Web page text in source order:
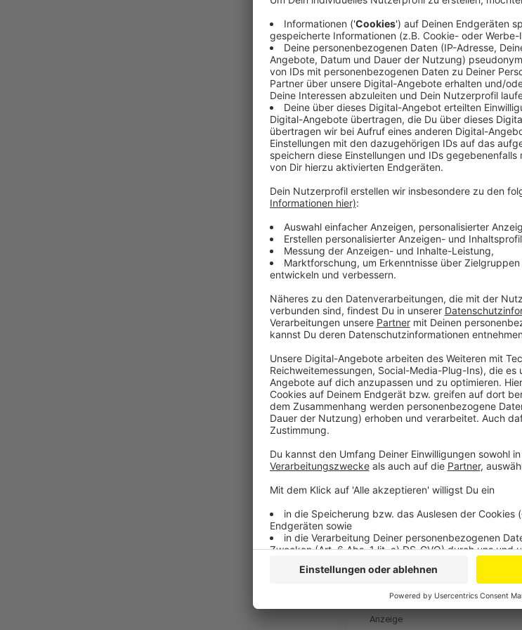
Ein buntes Programm
Anzeige
Am 26. April 2025 beginnt
lateinamerikanische
Vorführungen im
Musikkonzerte, Tanz, Ballett
Anzeige
Tickets und weitere
Anzeige
Tickets sind im Vorverkauf
Jugendliche nur 5 Euro
Weitere Informationen zu den
Anzeige
Anzeige
Probebohrungen unter der
Wie die Stadt Leverkusen mit
Bayer 04 sucht neuen
Anzeige